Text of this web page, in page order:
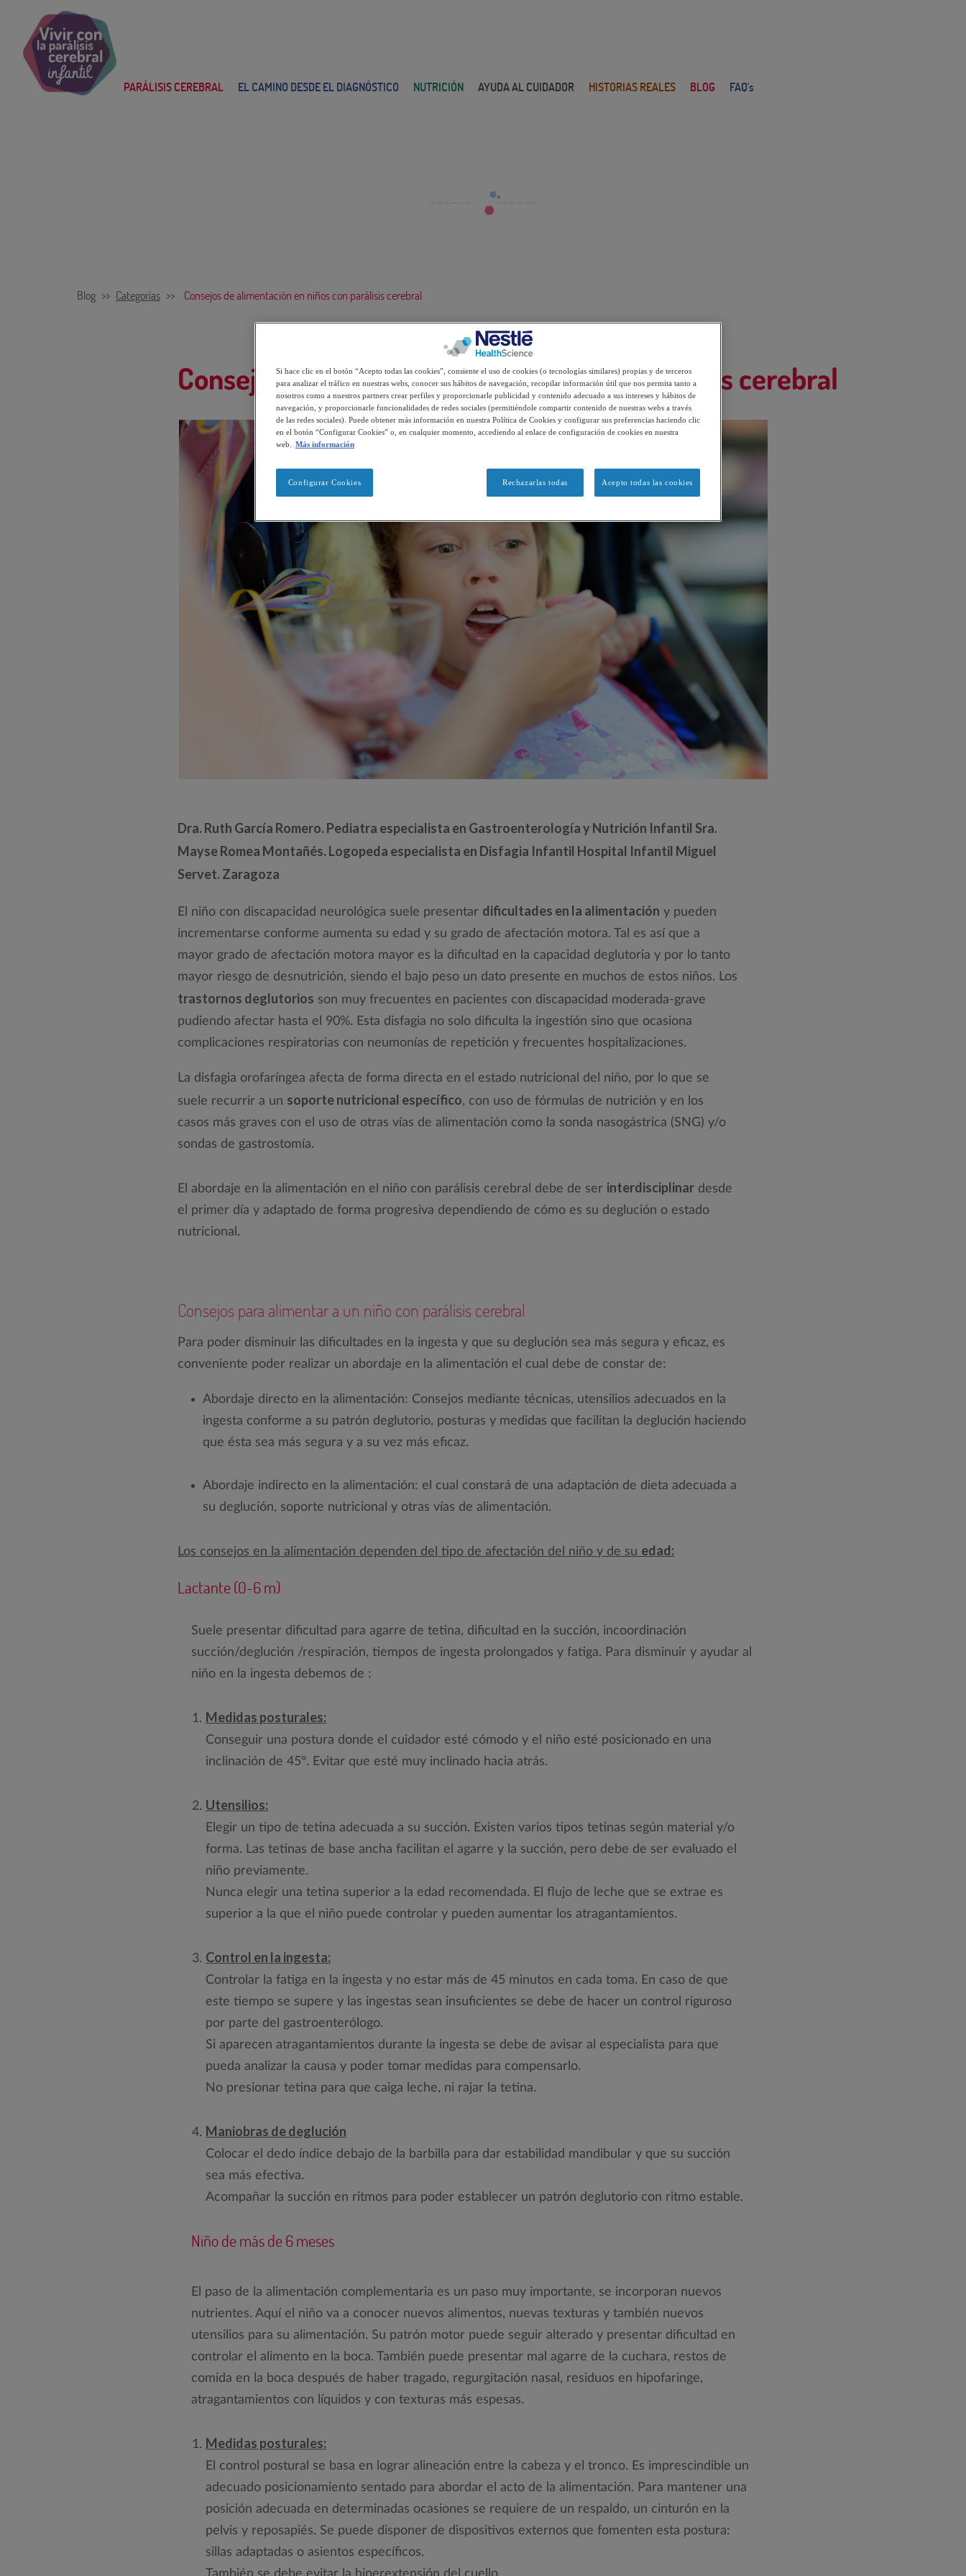
Main
navigation
PARÁLISIS CEREBRAL EL CAMINO DESDE EL DIAGNÓSTICO NUTRICIÓN AYUDA AL CUIDADOR HISTORIAS REALES BLOG FAQ's
Blog >> Categorías >> Consejos de alimentación en niños con parálisis cerebral
Consejos de alimentación en niños con parálisis cerebral
Dra. Ruth García Romero. Pediatra especialista en Gastroenterología y Nutrición Infantil Sra.
Mayse Romea Montañés. Logopeda especialista en Disfagia Infantil Hospital Infantil Miguel
Servet. Zaragoza
El niño con discapacidad neurológica suele presentar dificultades en la alimentación y pueden
incrementarse conforme aumenta su edad y su grado de afectación motora. Tal es así que a
mayor grado de afectación motora mayor es la dificultad en la capacidad deglutoria y por lo tanto
mayor riesgo de desnutrición, siendo el bajo peso un dato presente en muchos de estos niños. Los
trastornos deglutorios son muy frecuentes en pacientes con discapacidad moderada-grave
pudiendo afectar hasta el 90%. Esta disfagia no solo dificulta la ingestión sino que ocasiona
complicaciones respiratorias con neumonías de repetición y frecuentes hospitalizaciones.
La disfagia orofaríngea afecta de forma directa en el estado nutricional del niño, por lo que se
suele recurrir a un soporte nutricional específico, con uso de fórmulas de nutrición y en los
casos más graves con el uso de otras vías de alimentación como la sonda nasogástrica (SNG) y/o
sondas de gastrostomía.
El abordaje en la alimentación en el niño con parálisis cerebral debe de ser interdisciplinar desde
el primer día y adaptado de forma progresiva dependiendo de cómo es su deglución o estado
nutricional.
Consejos para alimentar a un niño con parálisis cerebral
Para poder disminuir las dificultades en la ingesta y que su deglución sea más segura y eficaz, es
conveniente poder realizar un abordaje en la alimentación el cual debe de constar de:
Abordaje directo en la alimentación: Consejos mediante técnicas, utensilios adecuados en la
ingesta conforme a su patrón deglutorio, posturas y medidas que facilitan la deglución haciendo
que ésta sea más segura y a su vez más eficaz.
Abordaje indirecto en la alimentación: el cual constará de una adaptación de dieta adecuada a
su deglución, soporte nutricional y otras vías de alimentación.
Los consejos en la alimentación dependen del tipo de afectación del niño y de su edad:
Lactante (0-6 m)
Suele presentar dificultad para agarre de tetina, dificultad en la succión, incoordinación
succión/deglución /respiración, tiempos de ingesta prolongados y fatiga. Para disminuir y ayudar al
niño en la ingesta debemos de :
Medidas posturales:
Conseguir una postura donde el cuidador esté cómodo y el niño esté posicionado en una
inclinación de 45º. Evitar que esté muy inclinado hacia atrás.
Utensilios:
Elegir un tipo de tetina adecuada a su succión. Existen varios tipos tetinas según material y/o
forma. Las tetinas de base ancha facilitan el agarre y la succión, pero debe de ser evaluado el
niño previamente.
Nunca elegir una tetina superior a la edad recomendada. El flujo de leche que se extrae es
superior a la que el niño puede controlar y pueden aumentar los atragantamientos.
Control en la ingesta:
Controlar la fatiga en la ingesta y no estar más de 45 minutos en cada toma. En caso de que
este tiempo se supere y las ingestas sean insuficientes se debe de hacer un control riguroso
por parte del gastroenterólogo.
Si aparecen atragantamientos durante la ingesta se debe de avisar al especialista para que
pueda analizar la causa y poder tomar medidas para compensarlo.
No presionar tetina para que caiga leche, ni rajar la tetina.
Maniobras de deglución
Colocar el dedo índice debajo de la barbilla para dar estabilidad mandibular y que su succión
sea más efectiva.
Acompañar la succión en ritmos para poder establecer un patrón deglutorio con ritmo estable.
Niño de más de 6 meses
El paso de la alimentación complementaria es un paso muy importante, se incorporan nuevos
nutrientes. Aquí el niño va a conocer nuevos alimentos, nuevas texturas y también nuevos
utensilios para su alimentación. Su patrón motor puede seguir alterado y presentar dificultad en
controlar el alimento en la boca. También puede presentar mal agarre de la cuchara, restos de
comida en la boca después de haber tragado, regurgitación nasal, residuos en hipofaringe,
atragantamientos con líquidos y con texturas más espesas.
Medidas posturales:
El control postural se basa en lograr alineación entre la cabeza y el tronco. Es imprescindible un
adecuado posicionamiento sentado para abordar el acto de la alimentación. Para mantener una
posición adecuada en determinadas ocasiones se requiere de un respaldo, un cinturón en la
pelvis y reposapiés. Se puede disponer de dispositivos externos que fomenten esta postura:
sillas adaptadas o asientos específicos.
Si hace clic en el botón “Acepto todas las cookies”, consiente el uso de cookies (o tecnologías similares) propias y de terceros
para analizar el tráfico en nuestras webs, conocer sus hábitos de navegación, recopilar información útil que nos permita tanto a
nosotros como a nuestros partners crear perfiles y proporcionarle publicidad y contenido adecuado a sus intereses y hábitos de
navegación, y proporcionarle funcionalidades de redes sociales (permitiéndole compartir contenido de nuestras webs a través
de las redes sociales). Puede obtener más información en nuestra Política de Cookies y configurar sus preferencias haciendo clic
en el botón “Configurar Cookies” o, en cualquier momento, accediendo al enlace de configuración de cookies en nuestra
web.
Más información
Rechazarlas todas Acepto todas las cookies
Configurar Cookies